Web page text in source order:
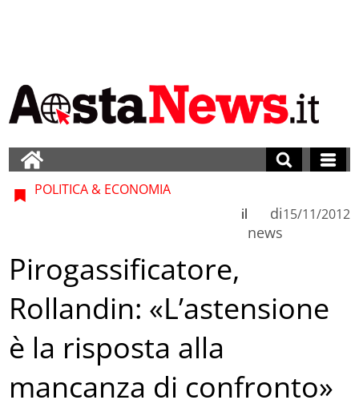
POLITICA & ECONOMIA
di
news
il 15/11/2012
Pirogassificatore,
Rollandin: «L’astensione
è la risposta alla
mancanza di confronto»